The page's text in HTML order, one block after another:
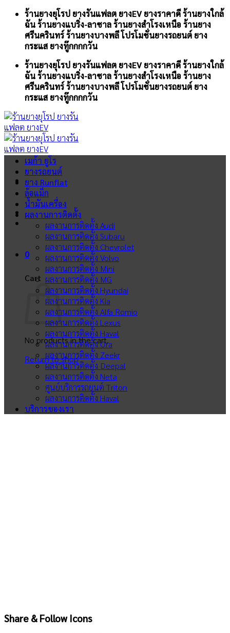
Skip
content
ร้านยางยุโรป ยางรันแฟลต ยางEV ยางราคาดี ร้านยางใกล้
ฉัน ร้านยางแบริ่ง-ลาซาล ร้านยางสำโรงเหนือ ร้านยาง
ศรีนครินทร์ ร้านยางบางพลี โปรโมชั่นยางรถยนต์ ยาง
กระแส ยางทู๊กกกกวัน
ร้านยางยุโรป ยางรันแฟลต ยางEV ยางราคาดี ร้านยางใกล้
ฉัน ร้านยางแบริ่ง-ลาซาล ร้านยางสำโรงเหนือ ร้านยาง
ศรีนครินทร์ ร้านยางบางพลี โปรโมชั่นยางรถยนต์ ยาง
กระแส ยางทู๊กกกกวัน
0
Cart
No products in the cart.
Return to shop
เมก้า ยูโร
ยางรถยนต์
ยาง Runflat
ล้อแม็ก
น้ำมันเครื่อง
ผลงานการติดตั้ง
ผลงานการติดตั้ง Audi
ผลงานการติดตั้ง Subaru
ผลงานการติดตั้ง Chevrolet
ผลงานการติดตั้ง Volvo
ผลงานการติดตั้ง Mini
ผลงานการติดตั้ง MG
ผลงานการติดตั้ง Hyundai
ผลงานการติดตั้ง Kia
ผลงานการติดตั้ง Alfa Romio
ผลงานการติดตั้ง Lexus
ผลงานการติดตั้ง Haval
ผลงานการติดตั้ง Ora
ผลงานการติดตั้ง Zeekr
ผลงานการติดตั้ง Deepal
ผลงานการติดตั้ง Neta
ศูนย์บริการรถยนต์ Triton
ผลงานการติดตั้ง Haval
บริการของเรา
Share & Follow Icons